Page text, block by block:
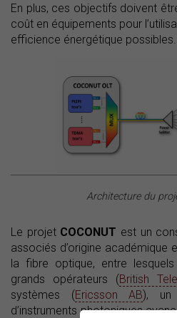
En plus, ces objectifs doivent
coût en équipements pour
efficience énergétique possibles.
Architecture du
Le projet COCONUT est un
associés d’origine académique
la fibre optique, entre
grands opérateurs (British
systèmes (Ericsson AB), un
d’instruments photoniques